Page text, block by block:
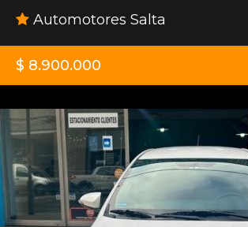
Automotores Salta
$ 8.900.000